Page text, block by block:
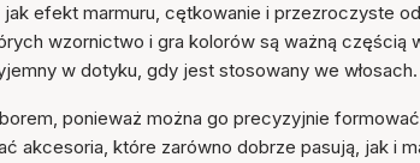
efekt marmuru, cętkowanie i przezroczyste
wzornictwo i gra kolorów są ważną częścią
w dotyku, gdy jest stosowany we włosach.
ponieważ można go precyzyjnie
akcesoria, które zarówno dobrze pasują, jak i